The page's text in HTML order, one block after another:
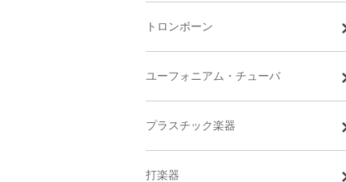
トロンボーン
ユーフォニアム・チューバ
プラスチック楽器
打楽器